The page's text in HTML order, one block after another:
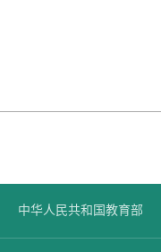
中华人民共和国教育部